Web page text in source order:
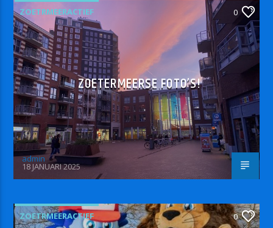
ZOETRMEERACTIEF 0
ZOETERMEERSE FOTO’S!
admin
18 JANUARI 2025
ZOETRMEERACTIEF 0